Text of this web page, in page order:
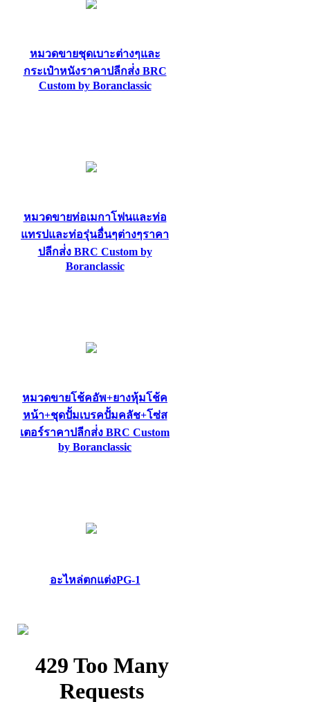
หมวดขายชุดเบาะต่างๆและ
กระเป๋าหนังราคาปลีกส่่ง BRC
Custom by Boranclassic
หมวดขายท่อเมกาโฟนและท่อ
แทรปและท่อรุ่นอื่นๆต่างๆราคา
ปลีกส่่ง BRC Custom by
Boranclassic
หมวดขายโช้คอัพ+ยางหุ้มโช้ค
หน้า+ชุดปั้มเบรคปั้มคลัช+โซ่ส
เตอร์ราคาปลีกส่่ง BRC Custom
by Boranclassic
อะไหล่ตกแต่งPG-1